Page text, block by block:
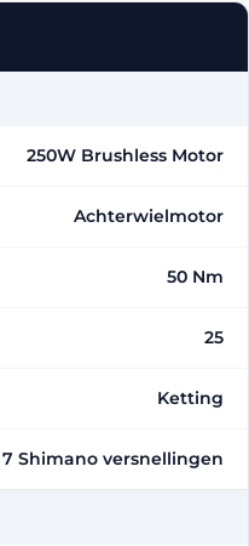
250W Brushless Motor
Achterwielmotor
50 Nm
25
Ketting
7 Shimano versnellingen